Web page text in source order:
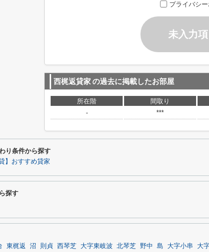
プライバシー
未入力
西梶返貸家の過去に掲載したお部屋
所在階 間取り
-
***
り条件から探す
】おすすめ貸家
探す
東梶返 沼 則貞 西琴芝 大字東岐波 北琴芝 野中 島 大字小串 大